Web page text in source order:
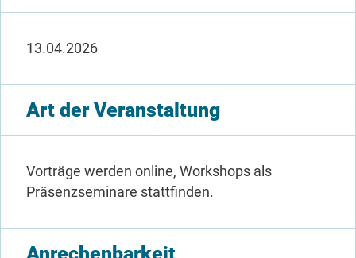
13.04.2026
Art der Veranstaltung
Vorträge werden online, Workshops als
Präsenzseminare stattfinden.